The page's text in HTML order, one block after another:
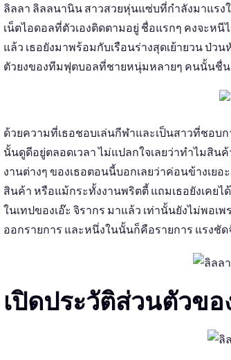
ลิลลา ลิลลนานิน สาวสวยหุ่นแซ่บที่กำลังมาแร
เน็ตไอดอลที่ตัวเองติดตามอยู่ ชื่อแรกๆ คงจะห
แล้ว เธอยังมาพร้อมกับเรือนร่างสุดเย้ายวน ป่ว
ตัวยงของทีมฟุตบอลที่ชายหนุ่มหลายๆ คนนั้นชื่น
ด้วยความที่เธอชอบเล่นกีฬาและเป็นสาวที่ชอบ
นั้นดูดีอยู่ตลอดเวลา ไม่แปลกใจเลยว่าทำไมสินค้
งานต่างๆ ของเธอตอนนี้บอกเลยว่าค่อนข้างเยอ
สินค้า หรือแม้กระทั้งงานพริตตี้ แถมเธอยังเคยไ
ในเทปของเอ๊ะ จิรากร มาแล้ว เท่านั้นยังไม่พอเ
ออกรายการ และหนึ่งในนั้นก็คือรายการ แรงชัด
เปิดประวัติส่วนตัวข